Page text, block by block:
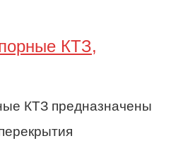
КТЗ,
КТЗ предназначены